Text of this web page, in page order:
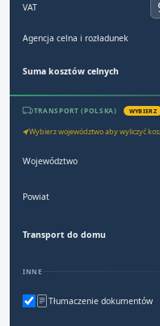
VAT
Agencja celna i rozładunek
Suma kosztów celnych
TRANSPORT (POLSKA) WYBIERZ
Wybierz województwo aby wyliczyć
Województwo
Powiat
Transport do domu
INNE
Tłumaczenie dokumentów